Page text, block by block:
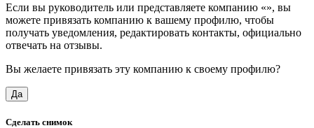
Если вы руководитель или представляете компанию «», вы
можете привязать компанию к вашему профилю, чтобы
получать уведомления, редактировать контакты, официально
отвечать на отзывы.
Вы желаете привязать эту компанию к своему профилю?
Да
Сделать снимок